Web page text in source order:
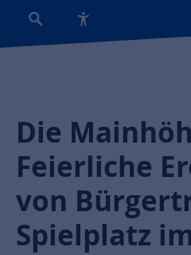
Die
Feierliche
von
Spielplatz